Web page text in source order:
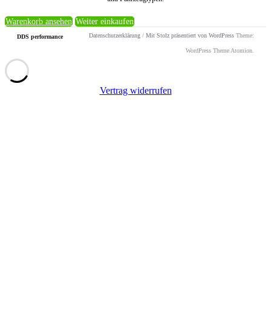
Warenkorb ansehen Weiter einkaufen
DDS performance Datenschutzerklärung / Mit Stolz präsentiert von WordPress Theme:
WordPress Theme Atomion.
Vertrag widerrufen